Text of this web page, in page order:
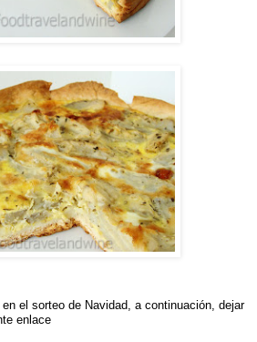
el sorteo de Navidad, a continuación, dejar
enlace